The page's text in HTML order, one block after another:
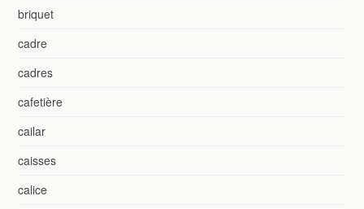
briquet
cadre
cadres
cafetière
cailar
caisses
calice